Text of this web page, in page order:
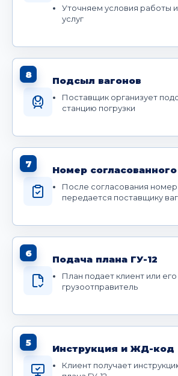
Уточняем условия работы
услуг
8
Подсыл вагонов
Поставщик организует
станцию погрузки
7
Номер
После согласования номер
передается поставщику
6
Подача плана ГУ-12
План подает клиент или его
грузоотправитель
5
Инструкция и ЖД-код
Клиент получает